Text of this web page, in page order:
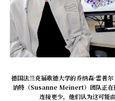
德国法兰克福歌德大学的乔纳森·雷普
讷特（Susanne Meinert）团队正在
连接更少，他们认为这可能